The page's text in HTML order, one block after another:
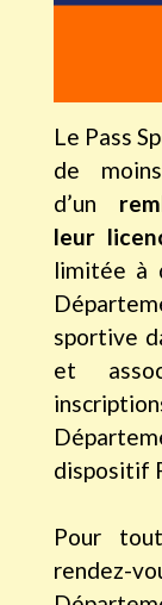
Le Pass
de
d’un
leur
limitée à
sportive
et
dispositif
Pour
rendez-